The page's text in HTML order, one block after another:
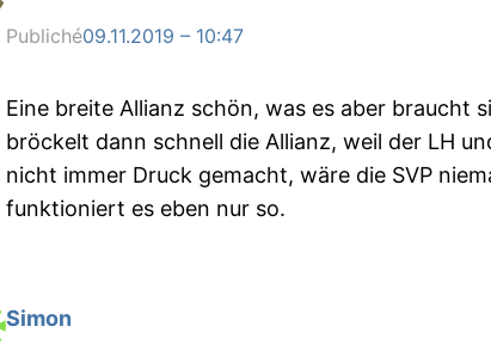
Publiché09.11.2019 – 10:47
Eine breite Allianz schön, was es aber braucht
bröckelt dann schnell die Allianz, weil der LH
nicht immer Druck gemacht, wäre die SVP
funktioniert es eben nur so.
Simon